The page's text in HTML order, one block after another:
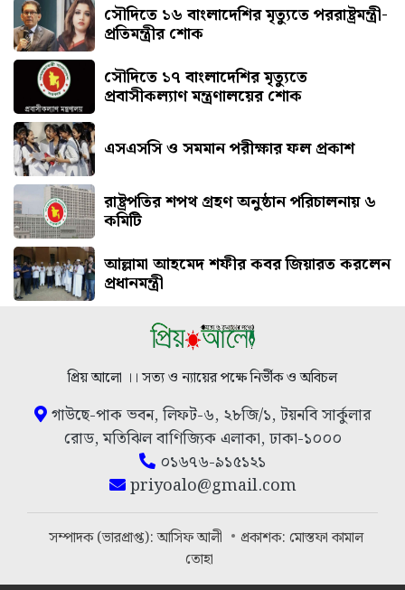
সৌদিতে ১৬ বাংলাদেশির মৃত্যুতে পররাষ্ট্রমন্ত্রী-
প্রতিমন্ত্রীর শোক
সৌ‌দিতে ১৭ বাংলাদেশির মৃত্যুতে
প্রবাসীকল্যাণ মন্ত্রণালয়ের শোক
এসএসসি ও সমমান পরীক্ষার ফল প্রকাশ
রাষ্ট্রপতির শপথ গ্রহণ অনুষ্ঠান পরিচালনায় ৬
কমিটি
আল্লামা আহমেদ শফীর কবর জিয়ারত করলেন
প্রধানমন্ত্রী
প্রিয় আলো ।। সত্য ও ন্যায়ের পক্ষে নির্ভীক ও অবিচল
গাউছে-পাক ভবন, লিফট-৬, ২৮জি/১, টয়নবি সার্কুলার
রোড, মতিঝিল বাণিজ্যিক এলাকা, ঢাকা-১০০০
০১৬৭৬-৯১৫১২১
priyoalo@gmail.com
সম্পাদক (ভারপ্রাপ্ত): আসিফ আলী
প্রকাশক: মোস্তফা কামাল
তোহা